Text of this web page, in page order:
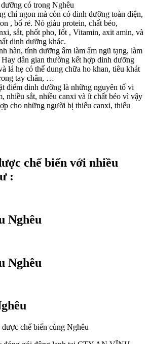
có trong Nghêu
chỉ ngon mà còn có dinh dưỡng toàn diện,
, bổ rẻ. Nó giàu protein, chất béo,
sắt, phốt pho, Iốt , Vitamin, axit amin, và
dinh dưỡng khác.
hàn, tính dưỡng ẩm làm ẩm ngũ tạng, làm
dân gian thường kết hợp dinh dưỡng
lá hẹ có thể dung chữa ho khan, tiêu khát
tay chân, …
điểm dinh dưỡng là những nguyên tố vi
nhiều sắt, nhiều canxi và ít chất béo vì vậy
cho những người bị thiếu canxi, thiếu
chế biến với nhiều
:
Nghêu
Nghêu
chế biến cùng Nghêu